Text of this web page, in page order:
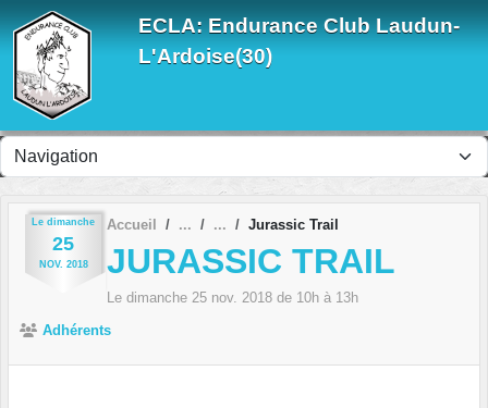
ECLA: Endurance Club Laudun-
L'Ardoise(30)
Le dimanche
25
NOV. 2018
Accueil Jurassic Trail
JURASSIC TRAIL
Le dimanche 25 nov. 2018 de 10h à 13h
Adhérents
Panneau de gestion des cookies